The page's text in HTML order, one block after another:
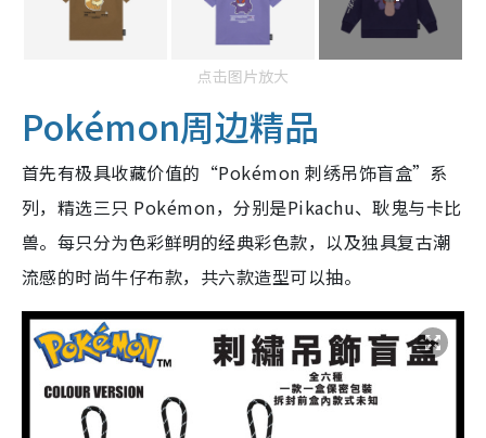
点击图片放大
Pokémon周边精品
首先有极具收藏价值的“Pokémon 刺绣吊饰盲盒”系
列，精选三只 Pokémon，分别是Pikachu、耿鬼与卡比
兽。每只分为色彩鲜明的经典彩色款，以及独具复古潮
流感的时尚牛仔布款，共六款造型可以抽。